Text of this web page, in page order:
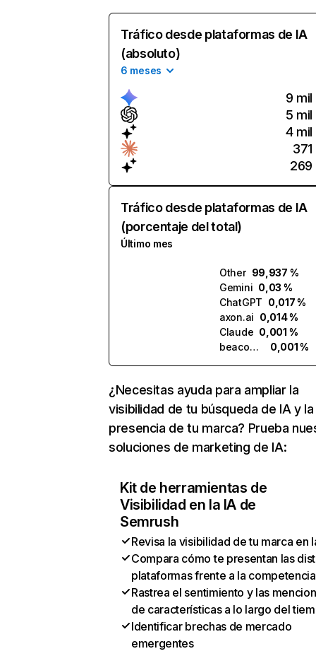
Tráfico desde plataformas de IA
(absoluto)
6 meses
9 mil
5 mil
4 mil
371
269
Tráfico desde plataformas de IA
(porcentaje del total)
Último mes
Other 99,937 %
Gemini 0,03 %
ChatGPT 0,017 %
axon.ai 0,014 %
Claude 0,001 %
beacons.ai
0,001 %
¿Necesitas ayuda para ampliar la
visibilidad de tu búsqueda de IA y la
presencia de tu marca? Prueba
soluciones de marketing de IA:
Kit de herramientas de
Visibilidad en la IA de
Semrush
Revisa la visibilidad de tu marca en
Compara cómo te presentan las
plataformas frente a la competencia
Rastrea el sentimiento y las
de características a lo largo del
Identificar brechas de mercado
emergentes